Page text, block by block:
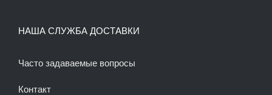
НАША СЛУЖБА ДОСТАВКИ
Часто задаваемые вопросы
Контакт